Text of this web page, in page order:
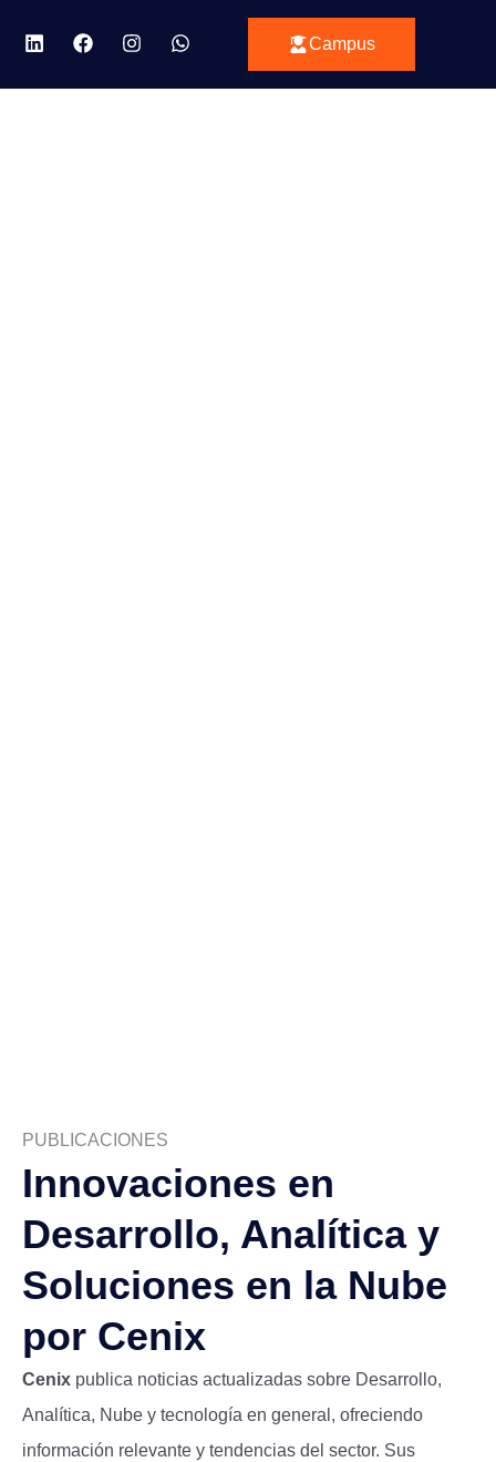
Campus
PUBLICACIONES
Innovaciones en
Desarrollo, Analítica y
Soluciones en la Nube
por Cenix
Cenix publica noticias actualizadas sobre Desarrollo,
Analítica, Nube y tecnología en general, ofreciendo
información relevante y tendencias del sector. Sus